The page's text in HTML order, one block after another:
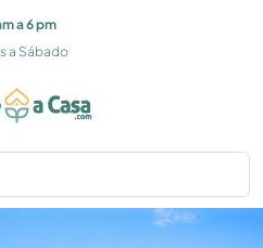
a 6 pm
a Sábado